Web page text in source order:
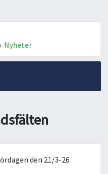
Nyheter
den 21/3-26